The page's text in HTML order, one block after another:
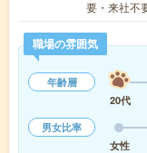
要・来社不
職場の雰囲気
年齢層
20代
男女比率
女性